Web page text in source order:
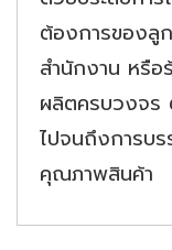
ต้องการของลู
สำนักงาน หรือ
ผลิตครบวงจร
ไปจนถึงการบ
คุณภาพสินค้า